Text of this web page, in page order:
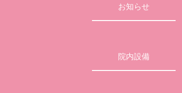
お知らせ
院内設備